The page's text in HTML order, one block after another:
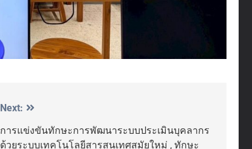
Next:
การแข่งขันทักษะการพัฒนาระบบประเมินบุคลากร
ด้วยระบบเทคโนโลยีสารสนเทศสมัยใหม่ , ทักษะ